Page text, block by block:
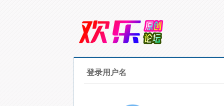
登录用户名